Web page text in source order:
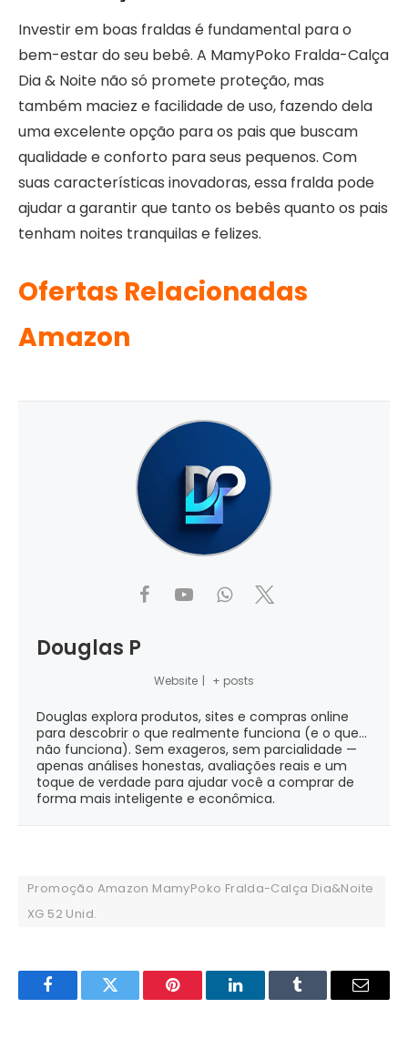
Investir em boas fraldas é fundamental para o
bem-estar do seu bebê. A MamyPoko Fralda-Calça
Dia & Noite não só promete proteção, mas
também maciez e facilidade de uso, fazendo dela
uma excelente opção para os pais que buscam
qualidade e conforto para seus pequenos. Com
suas características inovadoras, essa fralda pode
ajudar a garantir que tanto os bebês quanto os pais
tenham noites tranquilas e felizes.
Ofertas Relacionadas
Amazon
Douglas P
Website | + posts
Douglas explora produtos, sites e compras online
para descobrir o que realmente funciona (e o que...
não funciona). Sem exageros, sem parcialidade —
apenas análises honestas, avaliações reais e um
toque de verdade para ajudar você a comprar de
forma mais inteligente e econômica.
Promoção Amazon MamyPoko Fralda-Calça Dia&Noite
XG 52 Unid.
FacebookTwitter Pinterest LinkedInTumblr Email